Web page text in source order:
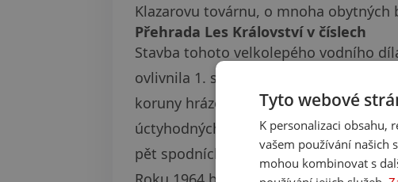
Klazarovu továrnu, o mnoha obytných
Přehrada Les Království v číslech
Stavba tohoto velkolepého vodního
ovlivnila 1. světová válka. V té době
koruny hráze činí 41 m, šířka v koruně
úctyhodných 37 m. Koruna hráze má
pět spodních výpustí.
Tyto webové
K personalizaci obsahu,
vašem používání našich
mohou kombinovat s